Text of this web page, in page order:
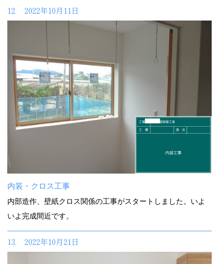
12. 2022年10月11日
内装・クロス工事
内部造作、壁紙クロス関係の工事がスタートしました。いよ
いよ完成間近です。
13. 2022年10月21日